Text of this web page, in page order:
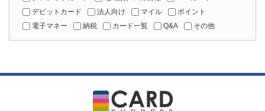
デビットカード
法人向け マイル
ポイント
電子マネー
納税 カード一覧 Q&A その他